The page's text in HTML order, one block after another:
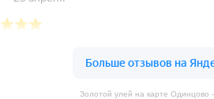
Золотой улей на карте Одинцово